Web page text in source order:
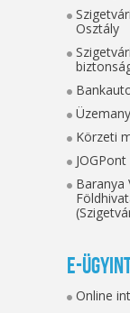
Osztály
Körzeti
JOGPont
Baranya
E-
Online